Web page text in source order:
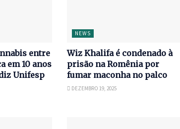
entre
em 10 anos
Unifesp
NEWS
Wiz Khalifa é condenado à
prisão na Romênia por
fumar maconha no palco
DEZEMBRO 19, 2025